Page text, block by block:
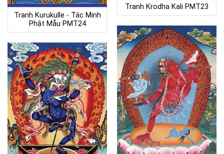
Tranh Krodha Kali PMT23
Tranh Kurukulle - Tác Minh
Phật Mẫu PMT24